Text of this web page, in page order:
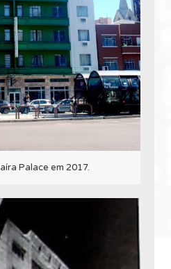
Palace em 2017.